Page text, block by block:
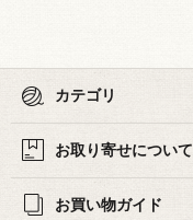
カテゴリ
お取り寄せについて
お買い物ガイド